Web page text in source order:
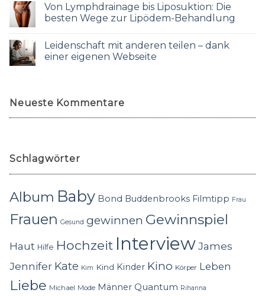
Von Lymphdrainage bis Liposuktion: Die
besten Wege zur Lipödem-Behandlung
Leidenschaft mit anderen teilen – dank
einer eigenen Webseite
Neueste Kommentare
Schlagwörter
Album Baby Bond Buddenbrooks Filmtipp Frau
Frauen Gesund gewinnen Gewinnspiel
Haut Hilfe Hochzeit InterviewJames
Jennifer Kate Kim Kind Kinder Kino Körper Leben
Liebe Michael Mode Männer Quantum Rihanna